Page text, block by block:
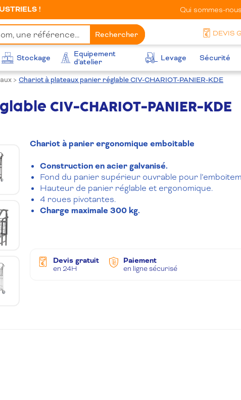
! Qui sommes-
Rechercher DEVIS
Stockage
Equipement
d'atelier
Levage Sécurité
> Chariot à plateaux panier réglable CIV-CHARIOT-PANIER-KDE
CIV-CHARIOT-PANIER-KDE
Chariot à panier ergonomique emboitable
Construction en acier galvanisé.
Fond du panier supérieur ouvrable pour
Hauteur de panier réglable et ergonomique.
4 roues pivotantes.
Charge maximale 300 kg.
Devis gratuit
en 24H
Paiement
en ligne sécurisé